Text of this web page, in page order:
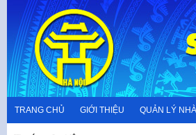
content
TRANG CHỦ GIỚI THIỆU QUẢN LÝ